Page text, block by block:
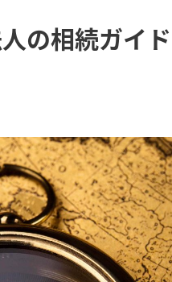
の相続ガイ